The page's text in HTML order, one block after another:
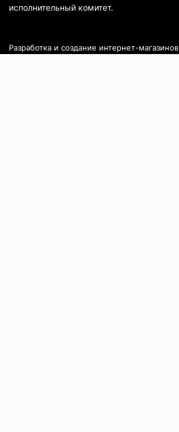
исполнительный комитет.
Разработка и создание интернет-магазинов